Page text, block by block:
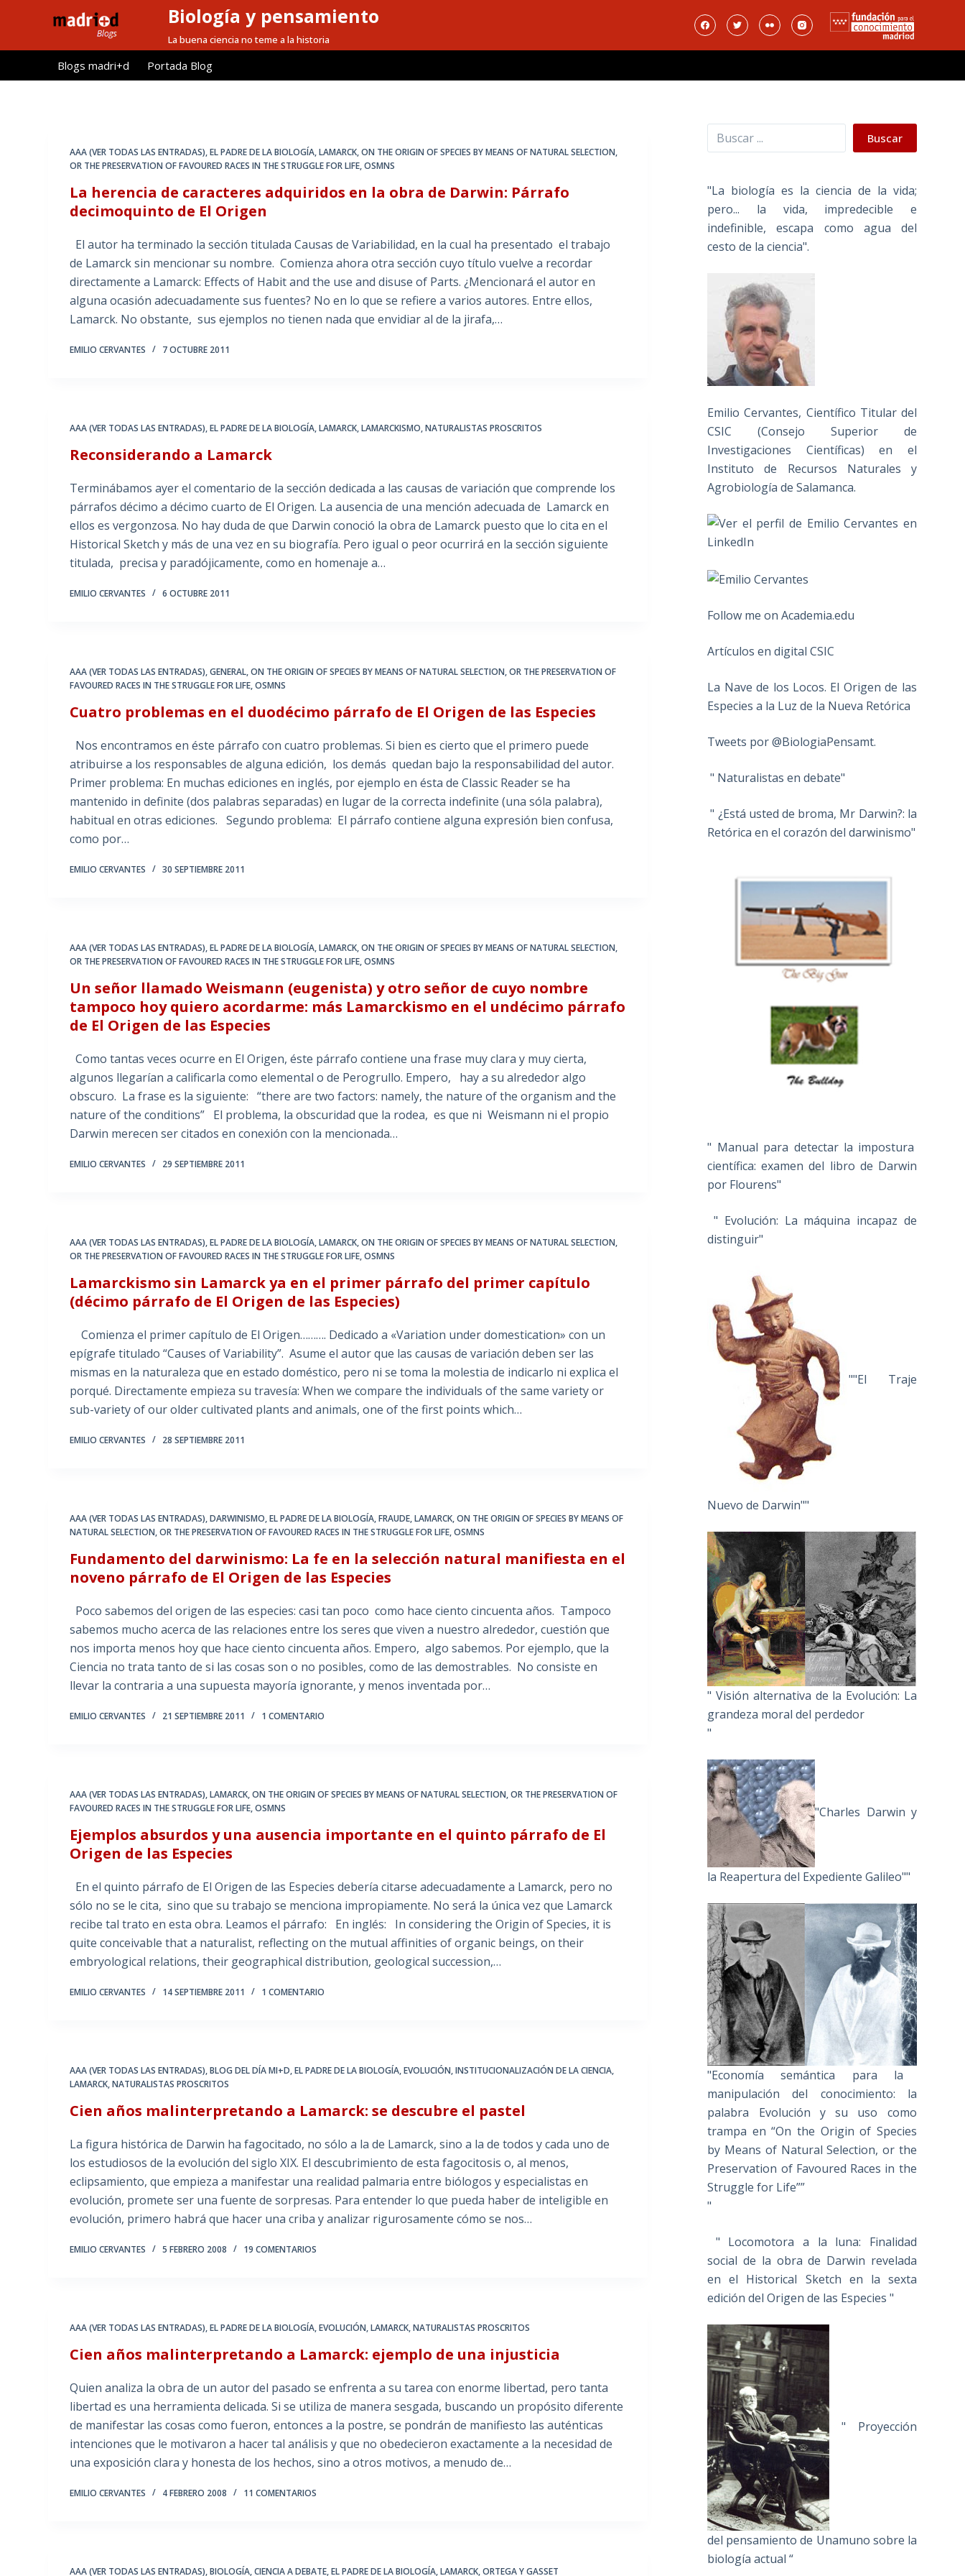
l
Biología y pensamiento
La buena ciencia no teme a la historia
Blogs madri+d Portada Blog
AAA (VER TODAS LAS ENTRADAS),EL PADRE DE LA BIOLOGÍA,LAMARCK,ON THE ORIGIN OF SPECIES BY MEANS OF NATURAL SELECTION,
OR THE PRESERVATION OF FAVOURED RACES IN THE STRUGGLE FOR LIFE,OSMNS
La herencia de caracteres adquiridos en la obra de Darwin: Párrafo
decimoquinto de El Origen
El autor ha terminado la sección titulada Causas de Variabilidad, en la cual ha presentado el trabajo
de Lamarck sin mencionar su nombre. Comienza ahora otra sección cuyo título vuelve a recordar
directamente a Lamarck: Effects of Habit and the use and disuse of Parts. ¿Mencionará el autor en
alguna ocasión adecuadamente sus fuentes? No en lo que se refiere a varios autores. Entre ellos,
Lamarck. No obstante, sus ejemplos no tienen nada que envidiar al de la jirafa,…
EMILIO CERVANTES 7 OCTUBRE 2011
AAA (VER TODAS LAS ENTRADAS),EL PADRE DE LA BIOLOGÍA,LAMARCK,LAMARCKISMO,NATURALISTAS PROSCRITOS
Reconsiderando a Lamarck
Terminábamos ayer el comentario de la sección dedicada a las causas de variación que comprende los
párrafos décimo a décimo cuarto de El Origen. La ausencia de una mención adecuada de Lamarck en
ellos es vergonzosa. No hay duda de que Darwin conoció la obra de Lamarck puesto que lo cita en el
Historical Sketch y más de una vez en su biografía. Pero igual o peor ocurrirá en la sección siguiente
titulada, precisa y paradójicamente, como en homenaje a…
EMILIO CERVANTES 6 OCTUBRE 2011
AAA (VER TODAS LAS ENTRADAS),GENERAL,ON THE ORIGIN OF SPECIES BY MEANS OF NATURAL SELECTION,OR THE PRESERVATION OF
FAVOURED RACES IN THE STRUGGLE FOR LIFE,OSMNS
Cuatro problemas en el duodécimo párrafo de El Origen de las Especies
Nos encontramos en éste párrafo con cuatro problemas. Si bien es cierto que el primero puede
atribuirse a los responsables de alguna edición, los demás quedan bajo la responsabilidad del autor.
Primer problema: En muchas ediciones en inglés, por ejemplo en ésta de Classic Reader se ha
mantenido in definite (dos palabras separadas) en lugar de la correcta indefinite (una sóla palabra),
habitual en otras ediciones. Segundo problema: El párrafo contiene alguna expresión bien confusa,
como por…
EMILIO CERVANTES 30 SEPTIEMBRE 2011
AAA (VER TODAS LAS ENTRADAS),EL PADRE DE LA BIOLOGÍA,LAMARCK,ON THE ORIGIN OF SPECIES BY MEANS OF NATURAL SELECTION,
OR THE PRESERVATION OF FAVOURED RACES IN THE STRUGGLE FOR LIFE,OSMNS
Un señor llamado Weismann (eugenista) y otro señor de cuyo nombre
tampoco hoy quiero acordarme: más Lamarckismo en el undécimo párrafo
de El Origen de las Especies
Como tantas veces ocurre en El Origen, éste párrafo contiene una frase muy clara y muy cierta,
algunos llegarían a calificarla como elemental o de Perogrullo. Empero, hay a su alrededor algo
obscuro. La frase es la siguiente: “there are two factors: namely, the nature of the organism and the
nature of the conditions” El problema, la obscuridad que la rodea, es que ni Weismann ni el propio
Darwin merecen ser citados en conexión con la mencionada…
EMILIO CERVANTES 29 SEPTIEMBRE 2011
AAA (VER TODAS LAS ENTRADAS),EL PADRE DE LA BIOLOGÍA,LAMARCK,ON THE ORIGIN OF SPECIES BY MEANS OF NATURAL SELECTION,
OR THE PRESERVATION OF FAVOURED RACES IN THE STRUGGLE FOR LIFE,OSMNS
Lamarckismo sin Lamarck ya en el primer párrafo del primer capítulo
(décimo párrafo de El Origen de las Especies)
Comienza el primer capítulo de El Origen………. Dedicado a «Variation under domestication» con un
epígrafe titulado “Causes of Variability”. Asume el autor que las causas de variación deben ser las
mismas en la naturaleza que en estado doméstico, pero ni se toma la molestia de indicarlo ni explica el
porqué. Directamente empieza su travesía: When we compare the individuals of the same variety or
sub-variety of our older cultivated plants and animals, one of the first points which…
EMILIO CERVANTES 28 SEPTIEMBRE 2011
AAA (VER TODAS LAS ENTRADAS),DARWINISMO,EL PADRE DE LA BIOLOGÍA,FRAUDE,LAMARCK,ON THE ORIGIN OF SPECIES BY MEANS OF
NATURAL SELECTION,OR THE PRESERVATION OF FAVOURED RACES IN THE STRUGGLE FOR LIFE,OSMNS
Fundamento del darwinismo: La fe en la selección natural manifiesta en el
noveno párrafo de El Origen de las Especies
Poco sabemos del origen de las especies: casi tan poco como hace ciento cincuenta años. Tampoco
sabemos mucho acerca de las relaciones entre los seres que viven a nuestro alrededor, cuestión que
nos importa menos hoy que hace ciento cincuenta años. Empero, algo sabemos. Por ejemplo, que la
Ciencia no trata tanto de si las cosas son o no posibles, como de las demostrables. No consiste en
llevar la contraria a una supuesta mayoría ignorante, y menos inventada por…
EMILIO CERVANTES 21 SEPTIEMBRE 2011 1 COMENTARIO
AAA (VER TODAS LAS ENTRADAS),LAMARCK,ON THE ORIGIN OF SPECIES BY MEANS OF NATURAL SELECTION,OR THE PRESERVATION OF
FAVOURED RACES IN THE STRUGGLE FOR LIFE,OSMNS
Ejemplos absurdos y una ausencia importante en el quinto párrafo de El
Origen de las Especies
En el quinto párrafo de El Origen de las Especies debería citarse adecuadamente a Lamarck, pero no
sólo no se le cita, sino que su trabajo se menciona impropiamente. No será la única vez que Lamarck
recibe tal trato en esta obra. Leamos el párrafo: En inglés: In considering the Origin of Species, it is
quite conceivable that a naturalist, reflecting on the mutual affinities of organic beings, on their
embryological relations, their geographical distribution, geological succession,…
EMILIO CERVANTES 14 SEPTIEMBRE 2011 1 COMENTARIO
AAA (VER TODAS LAS ENTRADAS),BLOG DEL DÍA MI+D,EL PADRE DE LA BIOLOGÍA,EVOLUCIÓN,INSTITUCIONALIZACIÓN DE LA CIENCIA,
LAMARCK,NATURALISTAS PROSCRITOS
Cien años malinterpretando a Lamarck: se descubre el pastel
La figura histórica de Darwin ha fagocitado, no sólo a la de Lamarck, sino a la de todos y cada uno de
los estudiosos de la evolución del siglo XIX. El descubrimiento de esta fagocitosis o, al menos,
eclipsamiento, que empieza a manifestar una realidad palmaria entre biólogos y especialistas en
evolución, promete ser una fuente de sorpresas. Para entender lo que pueda haber de inteligible en
evolución, primero habrá que hacer una criba y analizar rigurosamente cómo se nos…
EMILIO CERVANTES 5 FEBRERO 2008 19 COMENTARIOS
AAA (VER TODAS LAS ENTRADAS),EL PADRE DE LA BIOLOGÍA,EVOLUCIÓN,LAMARCK,NATURALISTAS PROSCRITOS
Cien años malinterpretando a Lamarck: ejemplo de una injusticia
Quien analiza la obra de un autor del pasado se enfrenta a su tarea con enorme libertad, pero tanta
libertad es una herramienta delicada. Si se utiliza de manera sesgada, buscando un propósito diferente
de manifestar las cosas como fueron, entonces a la postre, se pondrán de manifiesto las auténticas
intenciones que le motivaron a hacer tal análisis y que no obedecieron exactamente a la necesidad de
una exposición clara y honesta de los hechos, sino a otros motivos, a menudo de…
EMILIO CERVANTES 4 FEBRERO 2008 11 COMENTARIOS
AAA (VER TODAS LAS ENTRADAS),BIOLOGÍA,CIENCIA A DEBATE,EL PADRE DE LA BIOLOGÍA,LAMARCK,ORTEGA Y GASSET
Buscar Buscar
"La biología es la ciencia de la vida;
pero... la vida, impredecible e
indefinible, escapa como agua del
cesto de la ciencia".
Emilio Cervantes, Científico Titular del
CSIC (Consejo Superior de
Investigaciones Científicas) en el
Instituto de Recursos Naturales y
Agrobiología de Salamanca.
Follow me on Academia.edu
Artículos en digital CSIC
La Nave de los Locos. El Origen de las
Especies a la Luz de la Nueva Retórica
Tweets por @BiologiaPensamt.
" Naturalistas en debate"
" ¿Está usted de broma, Mr Darwin?: la
Retórica en el corazón del darwinismo"
" Manual para detectar la impostura
científica: examen del libro de Darwin
por Flourens"
" Evolución: La máquina incapaz de
distinguir"
""El Traje
Nuevo de Darwin""
" Visión alternativa de la Evolución: La
grandeza moral del perdedor
"
"Charles Darwin y
la Reapertura del Expediente Galileo""
"Economía semántica para la
manipulación del conocimiento: la
palabra Evolución y su uso como
trampa en “On the Origin of Species
by Means of Natural Selection, or the
Preservation of Favoured Races in the
Struggle for Life””
"
" Locomotora a la luna: Finalidad
social de la obra de Darwin revelada
en el Historical Sketch en la sexta
edición del Origen de las Especies "
" Proyección
del pensamiento de Unamuno sobre la
biología actual “